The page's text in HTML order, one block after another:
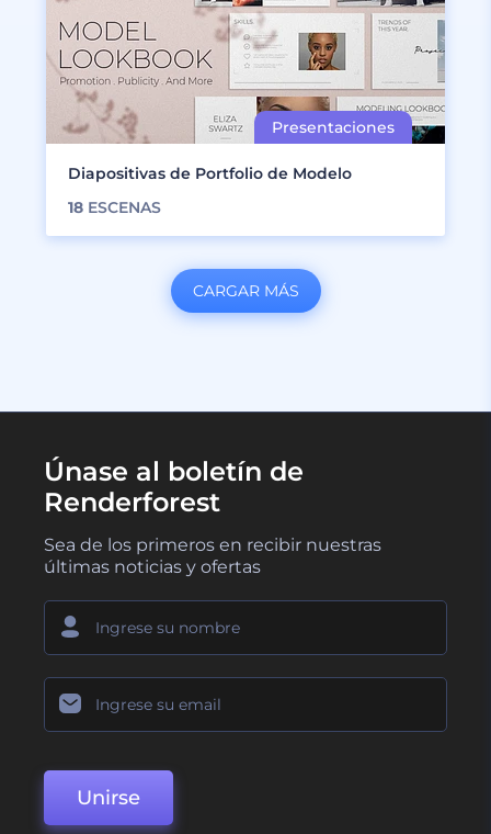
Diapositivas de Portfolio de Modelo
18 ESCENAS
CARGAR MÁS
Únase al boletín de
Renderforest
Sea de los primeros en recibir nuestras
últimas noticias y ofertas
Unirse